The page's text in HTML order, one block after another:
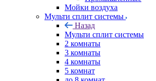
Мойки воздуха
Мульти сплит системы
Назад
Мульти сплит системы
2 комнаты
3 комнаты
4 комнаты
5 комнат